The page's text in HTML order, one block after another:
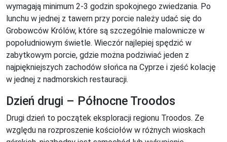
wymagają minimum 2-3 godzin spokojnego zwiedzania. Po
lunchu w jednej z tawern przy porcie należy udać się do
Grobowców Królów, które są szczególnie malownicze w
popołudniowym świetle. Wieczór najlepiej spędzić w
zabytkowym porcie, gdzie można podziwiać jeden z
najpiękniejszych zachodów słońca na Cyprze i zjeść kolację
w jednej z nadmorskich restauracji.
Dzień drugi – Północne Troodos
Drugi dzień to początek eksploracji regionu Troodos. Ze
względu na rozproszenie kościołów w różnych wioskach